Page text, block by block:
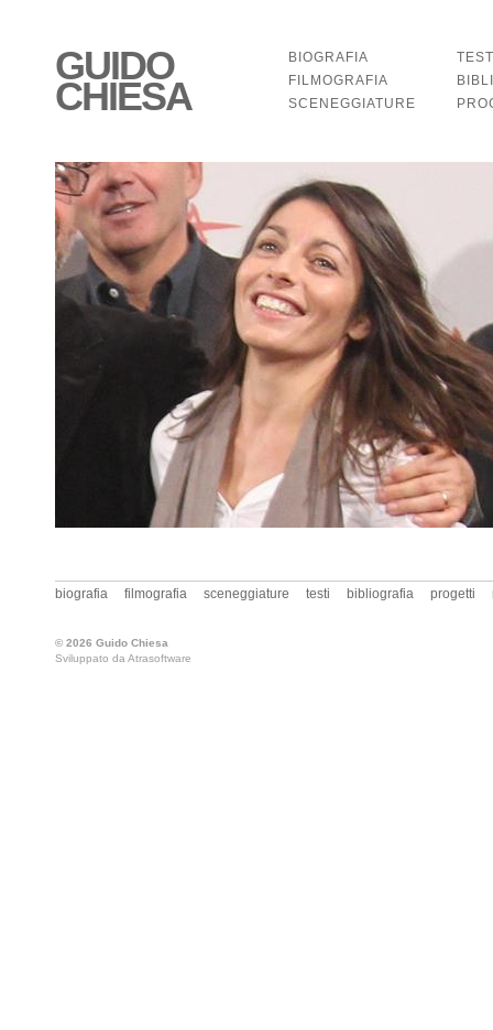
GUIDO
CHIESA
BIOGRAFIA
FILMOGRAFIA
SCENEGGIATURE
biografia filmografia sceneggiature testi bibliografia progetti
© 2026 Guido Chiesa
Sviluppato da Atrasoftware